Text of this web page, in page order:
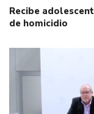
Recibe
de homicidio